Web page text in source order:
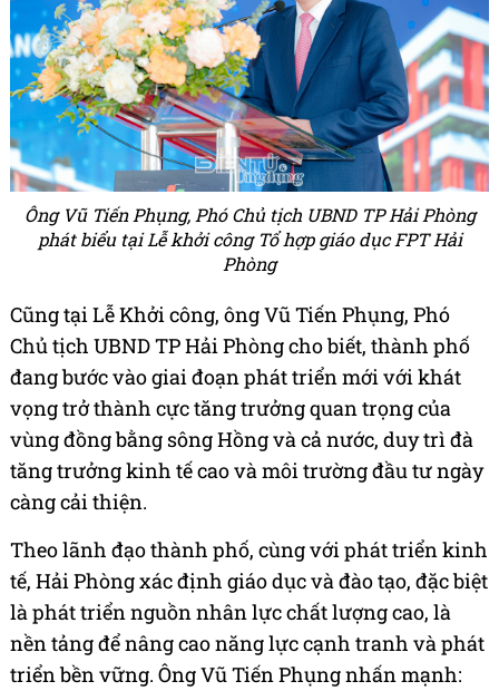
Ông Vũ Tiến Phụng, Phó Chủ tịch UBND TP Hải Phòng
phát biểu tại Lễ khởi công Tổ hợp giáo dục FPT Hải
Phòng
Cũng tại Lễ Khởi công, ông Vũ Tiến Phụng, Phó
Chủ tịch UBND TP Hải Phòng cho biết, thành phố
đang bước vào giai đoạn phát triển mới với khát
vọng trở thành cực tăng trưởng quan trọng của
vùng đồng bằng sông Hồng và cả nước, duy trì đà
tăng trưởng kinh tế cao và môi trường đầu tư ngày
càng cải thiện.
Theo lãnh đạo thành phố, cùng với phát triển kinh
tế, Hải Phòng xác định giáo dục và đào tạo, đặc biệt
là phát triển nguồn nhân lực chất lượng cao, là
nền tảng để nâng cao năng lực cạnh tranh và phát
triển bền vững. Ông Vũ Tiến Phụng nhấn mạnh: